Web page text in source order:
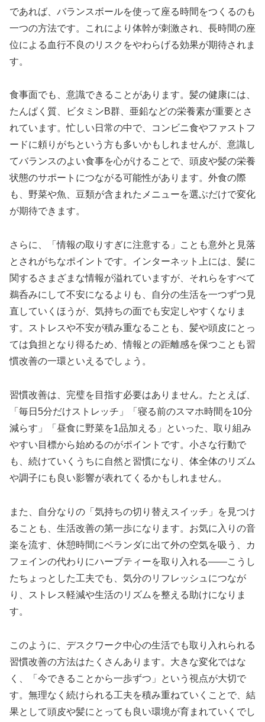
であれば、バランスボールを使って座る時間をつくるのも
一つの方法です。これにより体幹が刺激され、長時間の座
位による血行不良のリスクをやわらげる効果が期待されま
す。
食事面でも、意識できることがあります。髪の健康には、
たんぱく質、ビタミンB群、亜鉛などの栄養素が重要とさ
れています。忙しい日常の中で、コンビニ食やファストフ
ードに頼りがちという方も多いかもしれませんが、意識し
てバランスのよい食事を心がけることで、頭皮や髪の栄養
状態のサポートにつながる可能性があります。外食の際
も、野菜や魚、豆類が含まれたメニューを選ぶだけで変化
が期待できます。
さらに、「情報の取りすぎに注意する」ことも意外と見落
とされがちなポイントです。インターネット上には、髪に
関するさまざまな情報が溢れていますが、それらをすべて
鵜呑みにして不安になるよりも、自分の生活を一つずつ見
直していくほうが、気持ちの面でも安定しやすくなりま
す。ストレスや不安が積み重なることも、髪や頭皮にとっ
ては負担となり得るため、情報との距離感を保つことも習
慣改善の一環といえるでしょう。
習慣改善は、完璧を目指す必要はありません。たとえば、
「毎日5分だけストレッチ」「寝る前のスマホ時間を10分
減らす」「昼食に野菜を1品加える」といった、取り組み
やすい目標から始めるのがポイントです。小さな行動で
も、続けていくうちに自然と習慣になり、体全体のリズム
や調子にも良い影響が表れてくるかもしれません。
また、自分なりの「気持ちの切り替えスイッチ」を見つけ
ることも、生活改善の第一歩になります。お気に入りの音
楽を流す、休憩時間にベランダに出て外の空気を吸う、カ
フェインの代わりにハーブティーを取り入れる——こうし
たちょっとした工夫でも、気分のリフレッシュにつなが
り、ストレス軽減や生活のリズムを整える助けになりま
す。
このように、デスクワーク中心の生活でも取り入れられる
習慣改善の方法はたくさんあります。大きな変化ではな
く、「今できることから一歩ずつ」という視点が大切で
す。無理なく続けられる工夫を積み重ねていくことで、結
果として頭皮や髪にとっても良い環境が育まれていくでし